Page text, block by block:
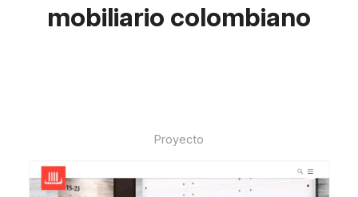
mobiliario colombiano
Proyecto